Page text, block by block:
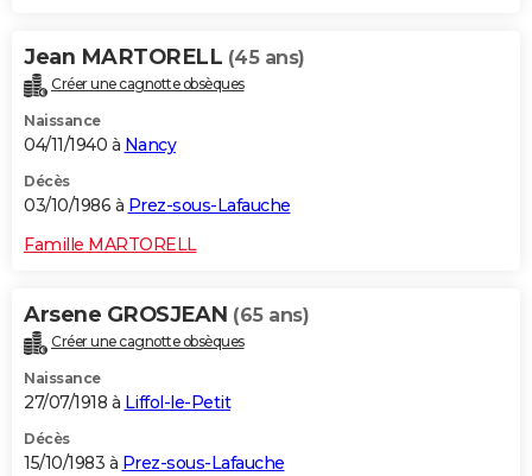
Jean MARTORELL (45 ans)
Créer une cagnotte obsèques
Naissance
04/11/1940 à Nancy
Décès
03/10/1986 à Prez-sous-Lafauche
Famille MARTORELL
Arsene GROSJEAN (65 ans)
Créer une cagnotte obsèques
Naissance
27/07/1918 à Liffol-le-Petit
Décès
15/10/1983 à Prez-sous-Lafauche